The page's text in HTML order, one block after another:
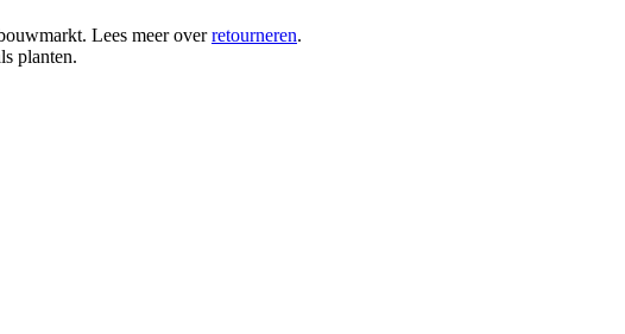
Lees meer overretourneren.
planten.